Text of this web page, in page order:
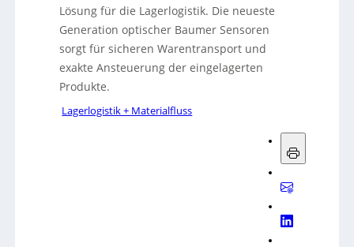
Lösung für die Lagerlogistik. Die neueste
Generation optischer Baumer Sensoren
sorgt für sicheren Warentransport und
exakte Ansteuerung der eingelagerten
Produkte.
Lagerlogistik + Materialfluss